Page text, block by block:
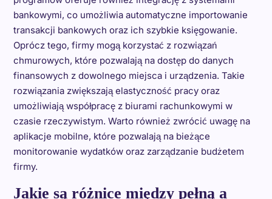
bankowymi, co umożliwia automatyczne importowanie
transakcji bankowych oraz ich szybkie księgowanie.
Oprócz tego, firmy mogą korzystać z rozwiązań
chmurowych, które pozwalają na dostęp do danych
finansowych z dowolnego miejsca i urządzenia. Takie
rozwiązania zwiększają elastyczność pracy oraz
umożliwiają współpracę z biurami rachunkowymi w
czasie rzeczywistym. Warto również zwrócić uwagę na
aplikacje mobilne, które pozwalają na bieżące
monitorowanie wydatków oraz zarządzanie budżetem
firmy.
Jakie są różnice między pełną a